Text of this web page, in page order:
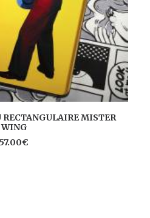
AU PANIER
MISTER
WING
57.00€